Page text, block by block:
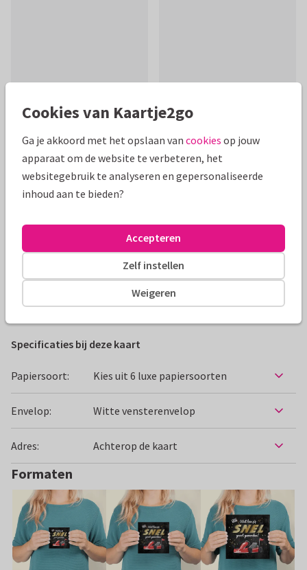
Productinformatie
Een stoere en grappige verjaardagskaart voor iemand die
Alle kaarten zijn helemaal naar wens aan te passen
Verjaardagskaarten Paperhugs - by Lidy
Specificaties bij deze kaart
Papiersoort: Kies uit 6 luxe papiersoorten
Envelop: Witte vensterenvelop
Adres: Achterop de kaart
Formaten
Cookies van Kaartje2go
Ga je akkoord met het opslaan van cookies op jouw
apparaat om de website te verbeteren, het
websitegebruik te analyseren en gepersonaliseerde
inhoud aan te bieden?
Weigeren
Zelf instellen
Accepteren